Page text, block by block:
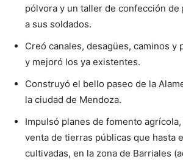
pólvora y un taller de confección de
a sus soldados.
Creó canales, desagües, caminos y
y mejoró los ya existentes.
Construyó el bello paseo de la
la ciudad de Mendoza.
Impulsó planes de fomento
venta de tierras públicas que hasta
cultivadas, en la zona de Barriales